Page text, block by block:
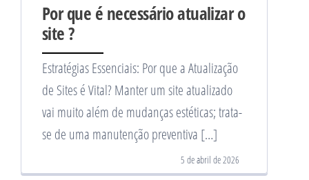
Por que é necessário atualizar o
site ?
Estratégias Essenciais: Por que a Atualização
de Sites é Vital? Manter um site atualizado
vai muito além de mudanças estéticas; trata-
se de uma manutenção preventiva […]
5 de abril de 2026